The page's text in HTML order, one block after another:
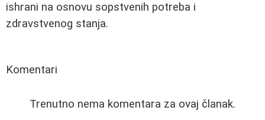
ishrani na osnovu sopstvenih potreba i
zdravstvenog stanja.
Komentari
Trenutno nema komentara za ovaj članak.